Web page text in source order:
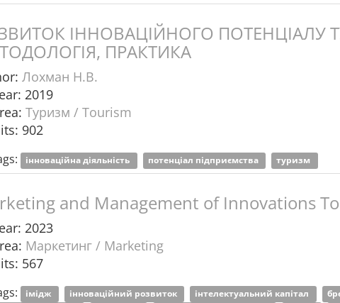
ІННОВАЦІЙНОГО ПОТЕНЦІАЛУ
ПРАКТИКА
Лохман Н.В.
2019
Туризм / Tourism
902
інноваційна діяльність потенціал підприємства туризм
and Management of Innovations
2023
Маркетинг / Marketing
567
імідж інноваційний розвиток інтелектуальний капітал